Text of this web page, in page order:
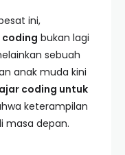
ini,
coding bukan lagi
sebuah
anak muda kini
coding untuk
keterampilan
masa depan.